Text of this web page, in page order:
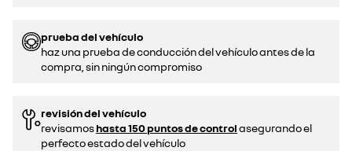
prueba del vehículo
haz una prueba de conducción del vehículo antes de la
compra, sin ningún compromiso‌
revisión del vehículo
revisamoshasta 150 puntos de controlasegurando el
perfecto estado del vehículo